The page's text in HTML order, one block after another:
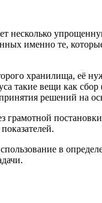
несколько
именно те,
хранилища, её
такие вещи как
решений на
грамотной
в